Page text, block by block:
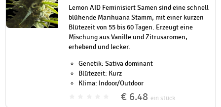
Lemon AID Feminisiert Samen sind eine schnell
blühende Marihuana Stamm, mit einer kurzen
Blütezeit von 55 bis 60 Tagen. Erzeugt eine
Mischung aus Vanille und Zitrusaromen,
erhebend und lecker.
Genetik: Sativa dominant
Blütezeit: Kurz
Klima: Indoor/Outdoor
€ 6.48 ein stück